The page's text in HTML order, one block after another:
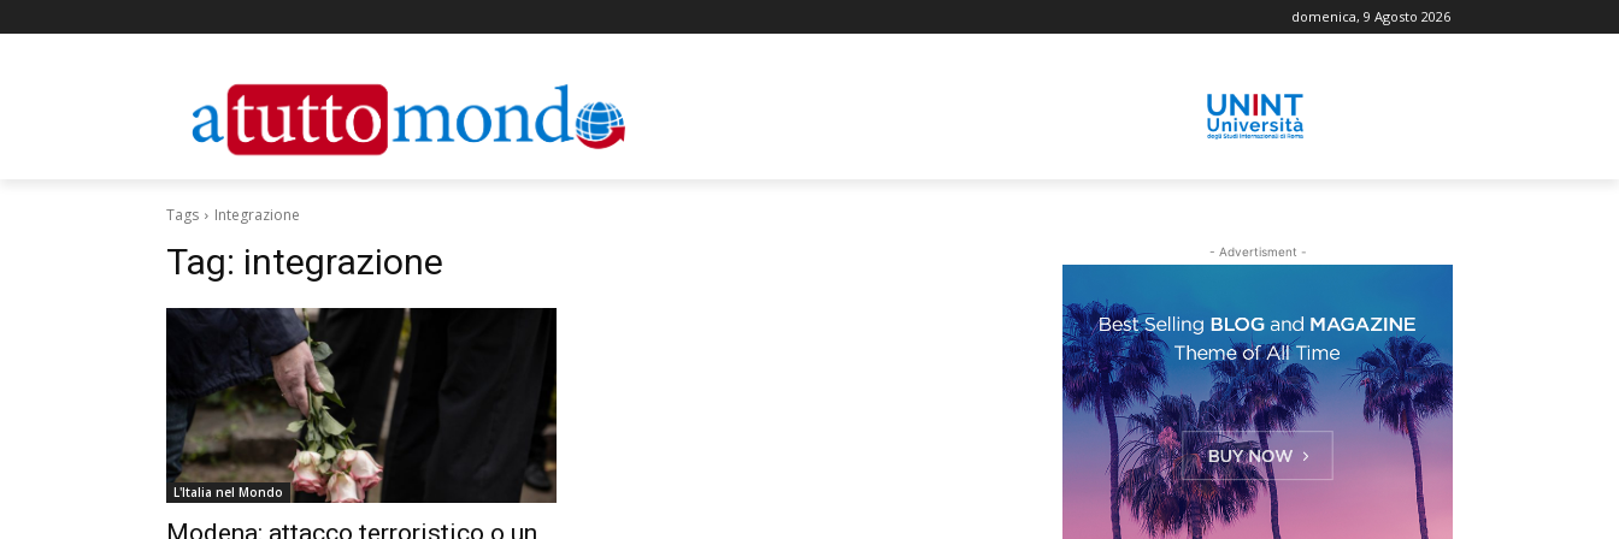
domenica, 9 Agosto 2026
Tags Integrazione
Tag: integrazione
L'Italia nel Mondo
Modena: attacco terroristico o un
- Advertisment -